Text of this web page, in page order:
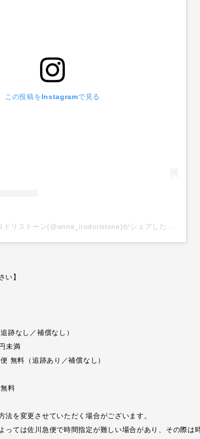
この投稿をInstagramで見る
い】
跡なし／補償なし）
未満
無料（追跡あり／補償なし）
料
法を変更させていただく場合がございます。
っては佐川急便で時間指定が難しい場合があり、その際は